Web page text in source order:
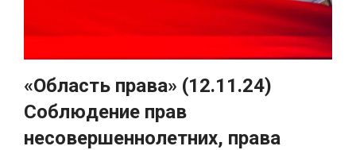
«Область права» (12.11.24)
Соблюдение прав
несовершеннолетних, права